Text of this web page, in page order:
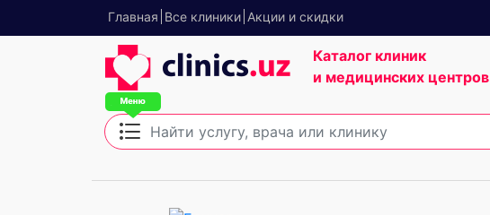
Главная Все клиники Акции и скидки
Каталог клиник
и медицинских центров